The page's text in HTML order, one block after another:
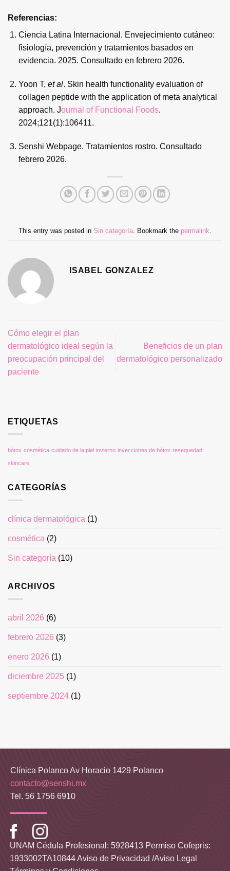
Referencias:
Ciencia Latina Internacional. Envejecimiento cutáneo:
fisiología, prevención y tratamientos basados en
evidencia. 2025. Consultado en febrero 2026.
Yoon T, et al. Skin health functionality evaluation of
collagen peptide with the application of meta analytical
approach. Journal of Functional Foods.
2024;121(1):106411.
Senshi Webpage. Tratamientos rostro. Consultado
febrero 2026.
This entry was posted in Sin categoría . Bookmark the permalink
ISABEL GONZALEZ
Cómo elegir el plan
dermatológico ideal según la
preocupación principal del
paciente
Beneficios de un plan
dermatológico personalizado
ETIQUETAS
bótox cosmética cuidado de la piel invierno inyecciones de bótox resequedad
skincare
CATEGORÍAS
clínica dermatológica (1)
cosmética (2)
Sin categoría (10)
ARCHIVOS
abril 2026 (6)
febrero 2026 (3)
enero 2026 (1)
diciembre 2025 (1)
septiembre 2024 (1)
Clínica Polanco Av Horacio 1429 Polanco
contacto@senshi.mx
Tel. 56 1756 6910
UNAM Cédula Profesional: 5928413 Permiso Cofepris:
1933002TA10844Aviso de Privacidad /Aviso Legal